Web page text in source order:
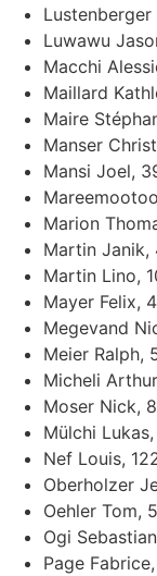
Luwawu
Macchi
Maillard
Maire
Manser
Mansi Joel,
Marion
Martin Janik,
Martin Lino,
Mayer Felix,
Megevand
Meier Ralph,
Micheli
Moser Nick,
Mülchi
Nef Louis,
Oberholzer
Oehler Tom,
Ogi
Page